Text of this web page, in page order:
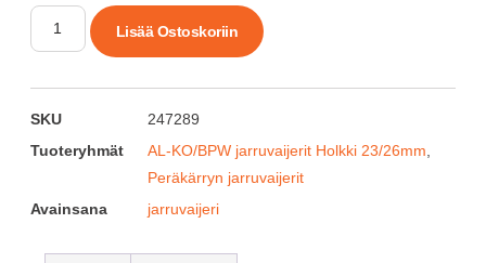
Lisää Ostoskoriin
SKU
247289
Tuoteryhmät
AL-KO/BPW jarruvaijerit Holkki 23/26mm
Peräkärryn jarruvaijerit
Avainsana
jarruvaijeri